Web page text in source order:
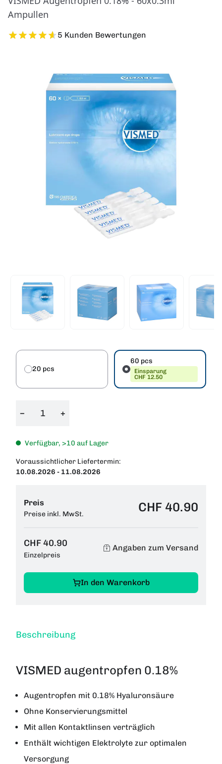
Ampullen
5 Kunden Bewertungen
20 pcs
60 pcs
Einsparung
CHF 12.50
− +
Verfügbar, >10 auf Lager
Voraussichtlicher Liefertermin:
10.08.2026 - 11.08.2026
Preis
Preise inkl. MwSt. CHF 40.90
CHF 40.90
Einzelpreis
Angaben zum Versand
In den Warenkorb
Beschreibung
VISMED augentropfen 0.18%
Augentropfen mit 0.18% Hyaluronsäure
Ohne Konservierungsmittel
Mit allen Kontaktlinsen verträglich
Enthält wichtigen Elektrolyte zur optimalen
Versorgung